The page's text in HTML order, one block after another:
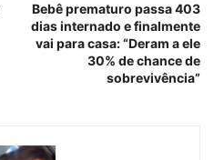
Bebê prematuro passa 403
dias internado e finalmente
vai para casa: “Deram a ele
30% de chance de
sobrevivência”